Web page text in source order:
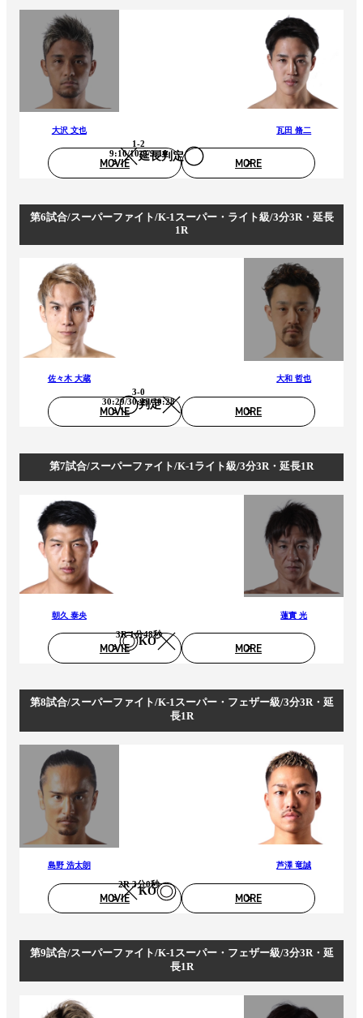
大沢 文也
延長判定
1-2
9:10/10:9/9:10
瓦田 脩二
MOVIE MORE
第6試合/スーパーファイト/K-1スーパー・ライト級/3分3R・延長
1R
佐々木 大蔵
判定
3-0
30:29/30:29/30:28
大和 哲也
MOVIE MORE
第7試合/スーパーファイト/K-1ライト級/3分3R・延長1R
朝久 泰央
KO
3R 1分48秒
蓮實 光
MOVIE MORE
第8試合/スーパーファイト/K-1スーパー・フェザー級/3分3R・延
長1R
島野 浩太朗
KO
2R 3分0秒
芦澤 竜誠
MOVIE MORE
第9試合/スーパーファイト/K-1スーパー・フェザー級/3分3R・延
長1R